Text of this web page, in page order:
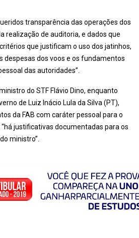
transparência das operações dos
realização de auditoria, e dados que
que justificam o uso dos jatinhos,
despesas dos voos e os fundamentos
das autoridades”.
do STF Flávio Dino, enquanto
de Luiz Inácio Lula da Silva (PT),
da FAB com caráter pessoal para o
justificativas documentadas para os
ministro”.